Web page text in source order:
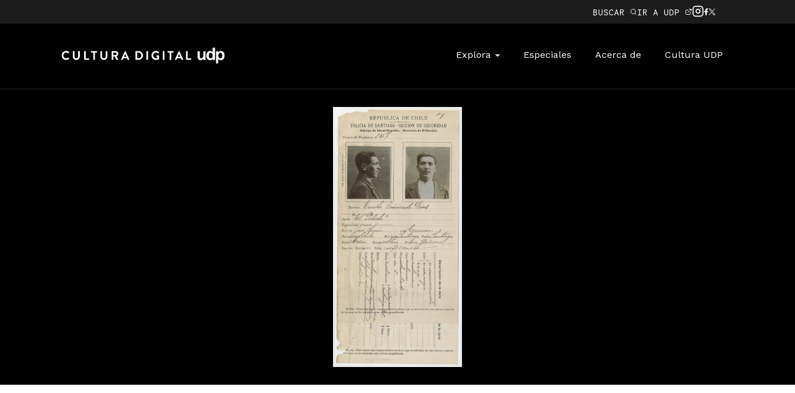
BUSCAR IR A UDP
Explora Especiales Acerca de Cultura UDP